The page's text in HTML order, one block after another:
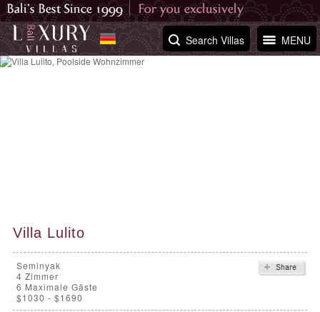
MENU
Search Villas
Villa Lulito
Seminyak
4 Zimmer
6 Maximale Gäste
$1030 - $1690